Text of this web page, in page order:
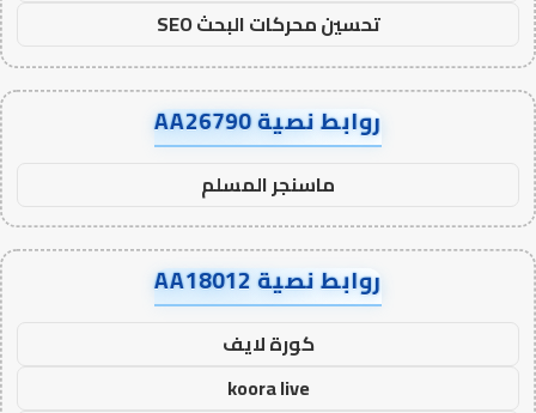
تحسين محركات البحث SEO
روابط نصية AA26790
ماسنجر المسلم
روابط نصية AA18012
كورة لايف
koora live